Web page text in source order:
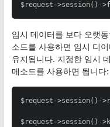
$request->session()-
임시 데이터를 보다 오랫
소드를 사용하면 임시 디
유지됩니다. 지정한 임시
메소드를 사용하면 됩니다:
$request->session()-
$request->session()-